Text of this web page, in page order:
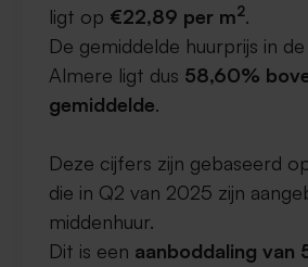
ligt op €22,89 per m2.
De gemiddelde huurprijs in
Almere ligt dus 58,60%
gemiddelde.
Deze cijfers zijn gebaseerd
die in Q2 van 2025 zijn
middenhuur.
Dit is een aanboddaling van